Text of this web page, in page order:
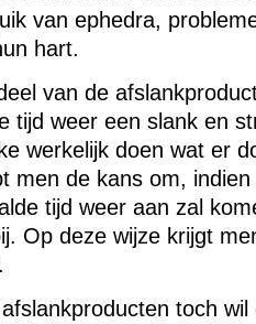
van ephedra,
hart.
van de
tijd weer een slank en
werkelijk doen wat er
men de kans om,
tijd weer aan zal
Op deze wijze krijgt
toch